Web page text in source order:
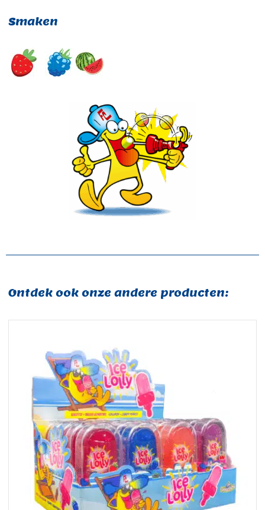
Smaken
Ontdek ook onze andere producten: